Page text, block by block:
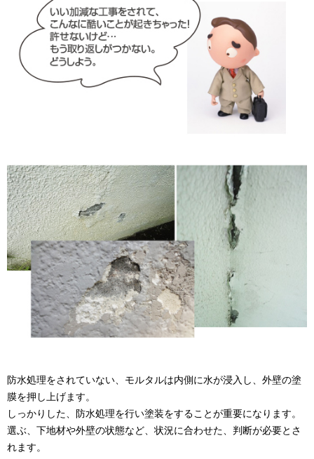
防水処理をされていない、モルタルは内側に水が浸入し、外壁の塗
膜を押し上げます。
しっかりした、防水処理を行い塗装をすることが重要になります。
選ぶ、下地材や外壁の状態など、状況に合わせた、判断が必要とさ
れます。